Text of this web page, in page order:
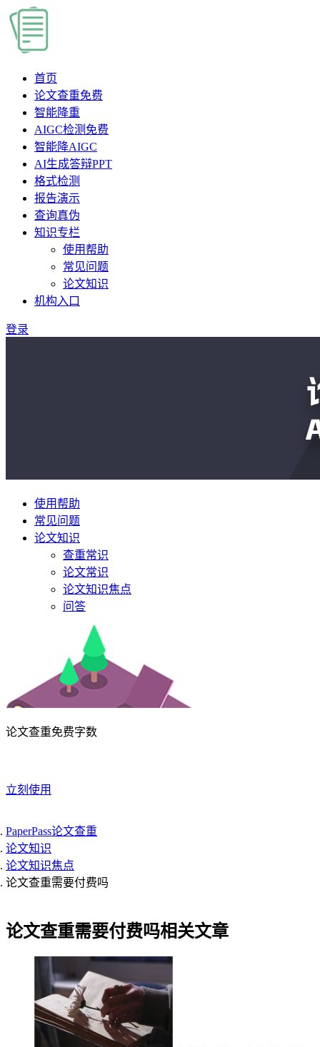
首页
论文查重免费
智能降重
AIGC检测 免费
智能降AIGC
AI生成答辩PPT
格式检测
报告演示
查询真伪
知识专栏
使用帮助
常见问题
论文知识
机构入口
登录
使用帮助
常见问题
论文知识
查重常识
论文常识
论文知识焦点
问答
论文查重免费字数
立刻使用
PaperPass论文查重
论文知识
论文知识焦点
论文查重需要付费吗
论文查重需要付费吗相关文章